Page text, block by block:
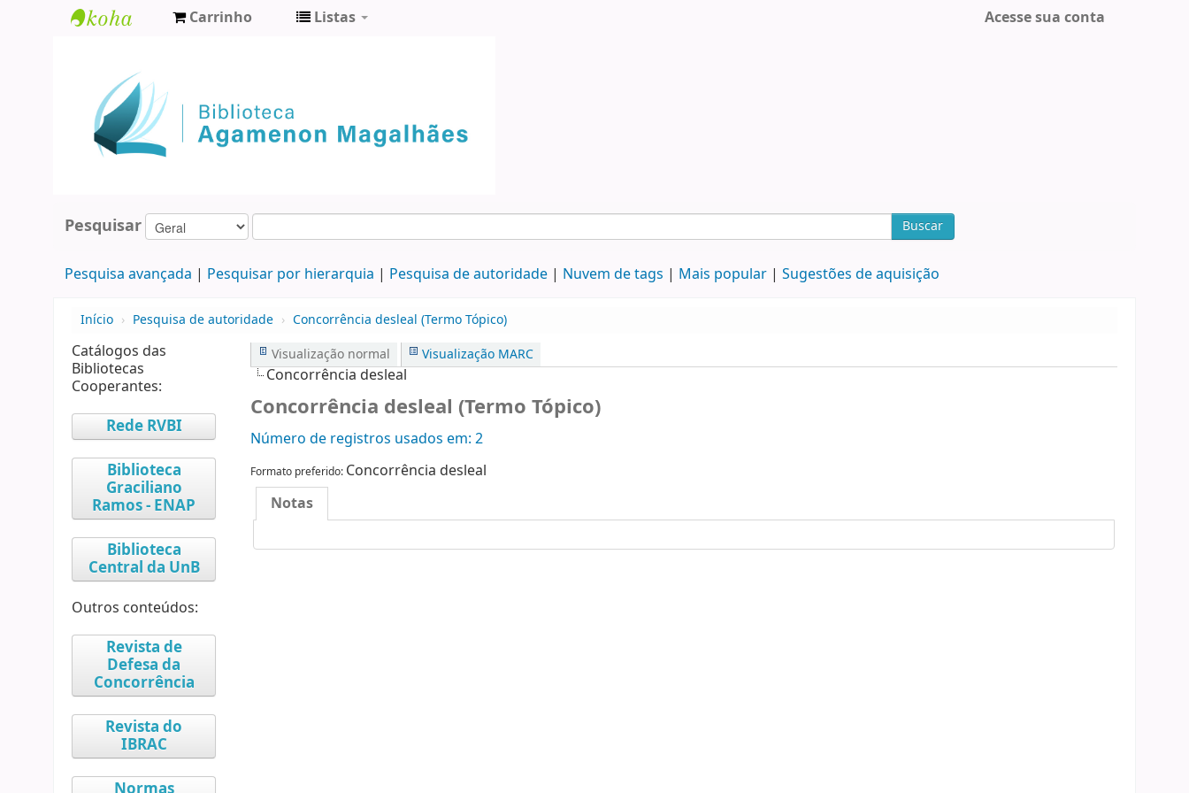
Agamenon
Magalhães
Carrinho Listas Acesse sua conta
Pesquisar Buscar
Pesquisa avançada Pesquisar por hierarquia Pesquisa de autoridade Nuvem de tags Mais popular Sugestões de aquisição
Início › Pesquisa de autoridade › Concorrência desleal (Termo Tópico)
Catálogos das
Bibliotecas
Cooperantes:
Rede RVBI
Biblioteca
Graciliano
Ramos - ENAP
Biblioteca
Central da UnB
Outros conteúdos:
Revista de
Defesa da
Concorrência
Revista do
IBRAC
Visualização normal Visualização MARC
Concorrência desleal
Concorrência desleal (Termo Tópico)
Número de registros usados ​​em: 2
Formato preferido: Concorrência desleal
Notas